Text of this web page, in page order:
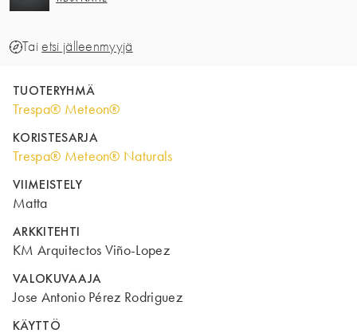
Taietsi jälleenmyyjä
TUOTERYHMÄ
Trespa® Meteon®
KORISTESARJA
Trespa® Meteon® Naturals
VIIMEISTELY
Matta
ARKKITEHTI
KM Arquitectos Viño-Lopez
VALOKUVAAJA
Jose Antonio Pérez Rodriguez
KÄYTTÖ